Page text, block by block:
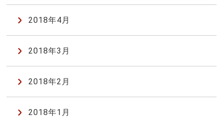
2018年4月
2018年3月
2018年2月
2018年1月